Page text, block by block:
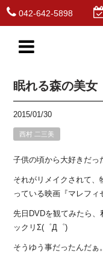
042-642-5898
眠れる森の美女
2015/01/30
西村 二三美
子供の頃から大好きだっ
それがリメイクされて、
っている映画『マレフィ
先日DVDを観てみたら
ックリΣ(゜Д゜)
そうゆう事だったんだぁ